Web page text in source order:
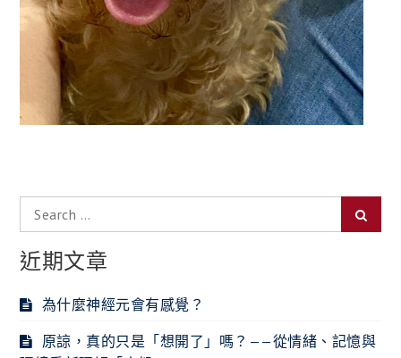
Search
for:
近期文章
為什麼神經元會有感覺？
原諒，真的只是「想開了」嗎？——從情緒、記憶與